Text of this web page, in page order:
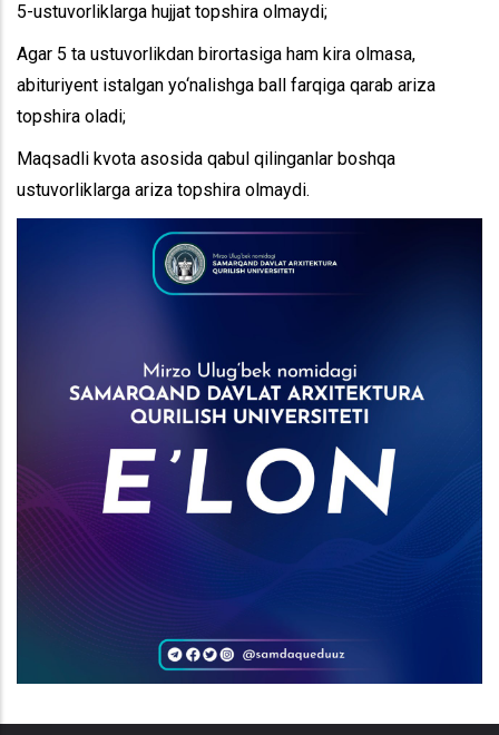
5-ustuvorliklarga hujjat topshira olmaydi;
Agar 5 ta ustuvorlikdan birortasiga ham kira olmasa,
abituriyent istalgan yo‘nalishga ball farqiga qarab ariza
topshira oladi;
Maqsadli kvota asosida qabul qilinganlar boshqa
ustuvorliklarga ariza topshira olmaydi.